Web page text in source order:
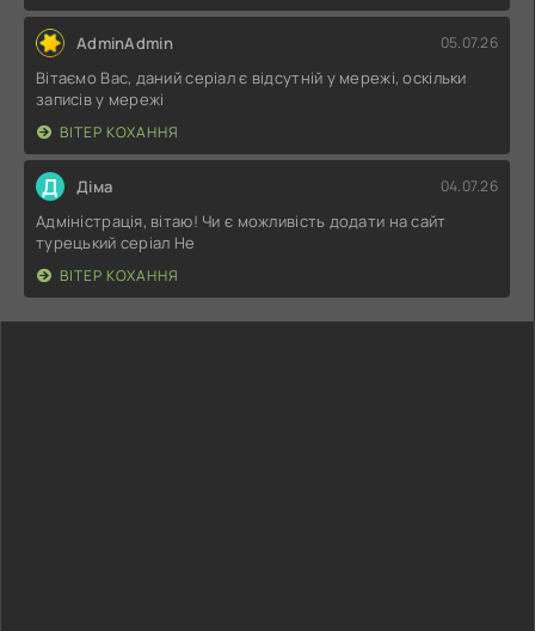
AdminAdmin 05.07.26
Вітаємо Вас, даний серіал є відсутній у мережі, оскільки
записів у мережі
ВІТЕР КОХАННЯ
Д Діма 04.07.26
Адміністрація, вітаю! Чи є можливість додати на сайт
турецький серіал Не
ВІТЕР КОХАННЯ